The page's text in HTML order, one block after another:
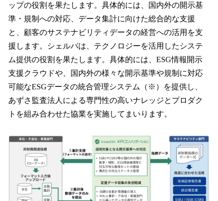
ップの役割を果たします。具体的には、国内外の開示基
準・規制への対応、データ集計に向けた総合的な支援
と、顧客のサステナビリティデータの経営への活用を支
援します。シェルパは、テクノロジーを活用したシステ
ム提供の役割を果たします。具体的には、ESG情報開示
支援クラウドや、国内外の様々な開示基準や規制に対応
可能なESGデータの統合管理システム（※）を提供し、
あずさ監査法人による専門性の高いナレッジとプロダク
トを組み合わせた協業を実施してまいります。